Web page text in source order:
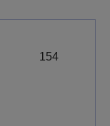
154